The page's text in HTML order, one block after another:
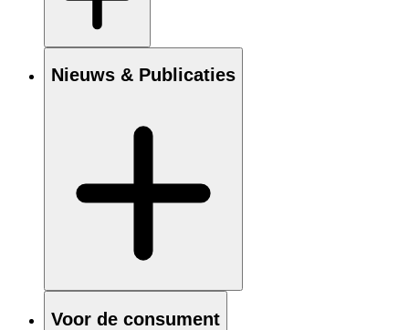
Nieuws & Publicaties
Voor de consument